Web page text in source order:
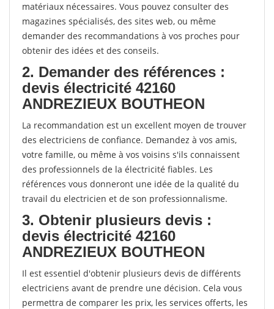
matériaux nécessaires. Vous pouvez consulter des
magazines spécialisés, des sites web, ou même
demander des recommandations à vos proches pour
obtenir des idées et des conseils.
2. Demander des références :
devis électricité 42160
ANDREZIEUX BOUTHEON
La recommandation est un excellent moyen de trouver
des electriciens de confiance. Demandez à vos amis,
votre famille, ou même à vos voisins s'ils connaissent
des professionnels de la électricité fiables. Les
références vous donneront une idée de la qualité du
travail du electricien et de son professionnalisme.
3. Obtenir plusieurs devis :
devis électricité 42160
ANDREZIEUX BOUTHEON
Il est essentiel d'obtenir plusieurs devis de différents
electriciens avant de prendre une décision. Cela vous
permettra de comparer les prix, les services offerts, les